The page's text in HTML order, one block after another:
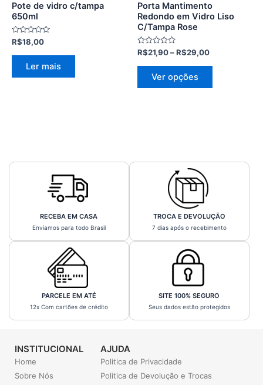
Pote de vidro c/tampa
650ml
Avaliação
de
R$18,00
Ler mais
Porta Mantimento
Redondo em Vidro Liso
C/Tampa Rose
Avaliação
de
R$21,90–R$29,00
Ver opções
na
RECEBA EM CASA
Enviamos para todo Brasil
TROCA E DEVOLUÇÃO
7 dias após o recebimento
PARCELE EM ATÉ
12x Com cartões de crédito
SITE 100% SEGURO
Seus dados estão protegidos
INSTITUCIONAL
Home
Sobre Nós
AJUDA
Politica de Privacidade
Politica de Devolução e Trocas